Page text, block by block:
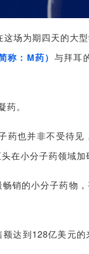
场为期四天的大
：M药） 与拜耳
。
药也并非不受待
在小分子药领域加
销的小分子药物
达到128亿美元